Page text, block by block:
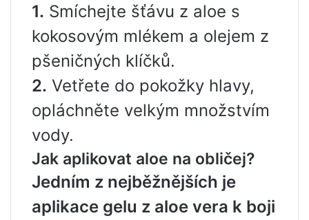
1. Smíchejte šťávu z aloe s
kokosovým mlékem a olejem z
pšeničných klíčků.
2. Vetřete do pokožky hlavy,
opláchněte velkým množstvím
vody.
Jak aplikovat aloe na obličej?
Jedním z nejběžnějších je
aplikace gelu z aloe vera k boji